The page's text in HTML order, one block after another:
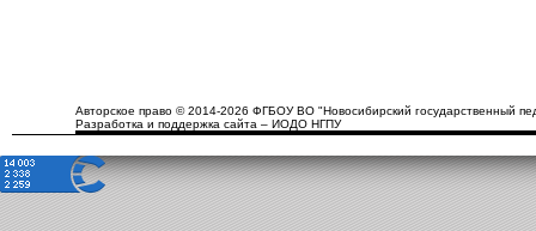
Авторское право © 2014-2026 ФГБОУ ВО "Новосибирский государственный
Разработка и поддержка сайта – ИОДО НГПУ